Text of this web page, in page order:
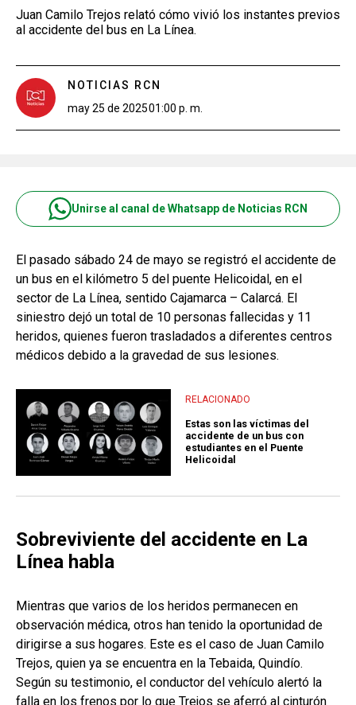
Juan Camilo Trejos relató cómo vivió los instantes previos
al accidente del bus en La Línea.
NOTICIAS RCN
may 25 de 202501:00 p. m.
Unirse al canal de Whatsapp de Noticias RCN
El pasado sábado 24 de mayo se registró el accidente de
un bus en el kilómetro 5 del puente Helicoidal, en el
sector de La Línea, sentido Cajamarca – Calarcá. El
siniestro dejó un total de 10 personas fallecidas y 11
heridos, quienes fueron trasladados a diferentes centros
médicos debido a la gravedad de sus lesiones.
RELACIONADO
Estas son las víctimas del
accidente de un bus con
estudiantes en el Puente
Helicoidal
Sobreviviente del accidente en La
Línea habla
Mientras que varios de los heridos permanecen en
observación médica, otros han tenido la oportunidad de
dirigirse a sus hogares. Este es el caso de Juan Camilo
Trejos, quien ya se encuentra en la Tebaida, Quindío.
Según su testimonio, el conductor del vehículo alertó la
falla en los frenos por lo que Trejos se aferró al cinturón